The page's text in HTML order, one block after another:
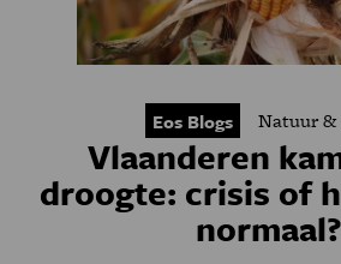
Eos Blogs Natuur
Vlaanderen
droogte: crisis of
normaal?